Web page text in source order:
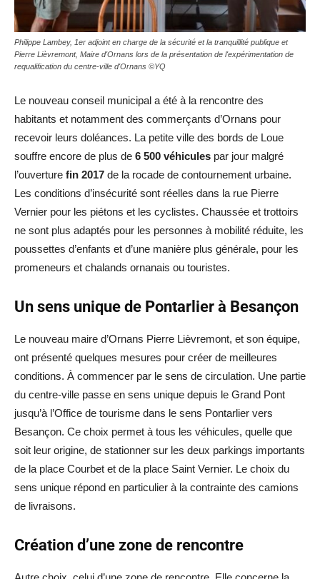
Philippe Lambey, 1er adjoint en charge de la sécurité et la tranquillité publique et
Pierre Lièvremont, Maire d'Ornans lors de la présentation de l'expérimentation de
requalification du centre-ville d'Ornans ©YQ
Le nouveau conseil municipal a été à la rencontre des
habitants et notamment des commerçants d’Ornans pour
recevoir leurs doléances. La petite ville des bords de Loue
souffre encore de plus de 6 500 véhicules par jour malgré
l’ouverture fin 2017 de la rocade de contournement urbaine.
Les conditions d’insécurité sont réelles dans la rue Pierre
Vernier pour les piétons et les cyclistes. Chaussée et trottoirs
ne sont plus adaptés pour les personnes à mobilité réduite, les
poussettes d’enfants et d’une manière plus générale, pour les
promeneurs et chalands ornanais ou touristes.
Un sens unique de Pontarlier à Besançon
Le nouveau maire d’Ornans Pierre Lièvremont, et son équipe,
ont présenté quelques mesures pour créer de meilleures
conditions. À commencer par le sens de circulation. Une partie
du centre-ville passe en sens unique depuis le Grand Pont
jusqu’à l’Office de tourisme dans le sens Pontarlier vers
Besançon. Ce choix permet à tous les véhicules, quelle que
soit leur origine, de stationner sur les deux parkings importants
de la place Courbet et de la place Saint Vernier. Le choix du
sens unique répond en particulier à la contrainte des camions
de livraisons.
Création d’une zone de rencontre